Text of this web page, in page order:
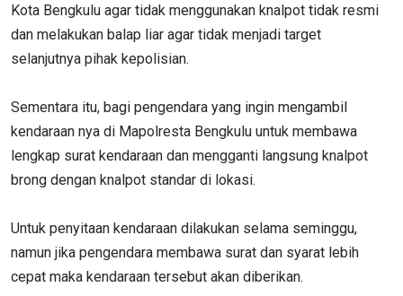
Kota Bengkulu agar tidak menggunakan knalpot tidak resmi
dan melakukan balap liar agar tidak menjadi target
selanjutnya pihak kepolisian.
Sementara itu, bagi pengendara yang ingin mengambil
kendaraan nya di Mapolresta Bengkulu untuk membawa
lengkap surat kendaraan dan mengganti langsung knalpot
brong dengan knalpot standar di lokasi.
Untuk penyitaan kendaraan dilakukan selama seminggu,
namun jika pengendara membawa surat dan syarat lebih
cepat maka kendaraan tersebut akan diberikan.